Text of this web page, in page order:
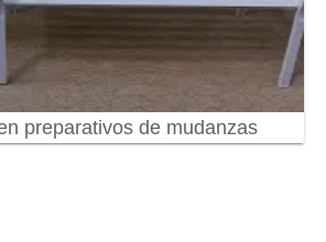
preparativos de mudanzas